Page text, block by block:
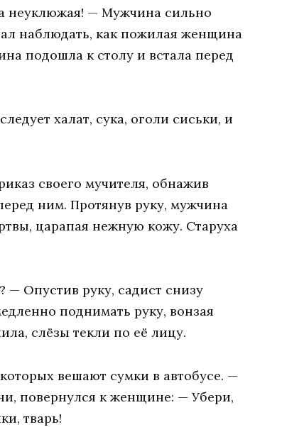
неуклюжая! — Мужчина сильно
наблюдать, как пожилая женщина
подошла к столу и встала перед
халат, сука, оголи сиськи, и
своего мучителя, обнажив
ним. Протянув руку, мужчина
царапая нежную кожу. Старуха
— Опустив руку, садист снизу
поднимать руку, вонзая
слёзы текли по её лицу.
вешают сумки в автобусе. —
повернулся к женщине: — Убери,
тварь!